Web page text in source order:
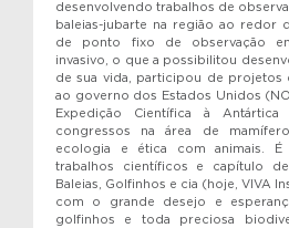
desenvolvendo trabalhos de
baleias-jubarte na região ao redor
de ponto fixo de observação
invasivo, o que a possibilitou
de sua vida, participou de projetos
ao governo dos Estados Unidos
Expedição Científica à
congressos na área de
ecologia e ética com animais.
trabalhos científicos e capítulo
Baleias, Golfinhos e cia (hoje, VIVA
com o grande desejo e
golfinhos e toda preciosa